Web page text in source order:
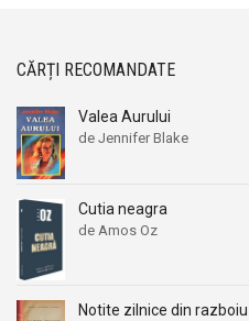
CĂRȚI RECOMANDATE
Valea Aurului
de Jennifer Blake
Cutia neagra
de Amos Oz
Notite zilnice din razboiu